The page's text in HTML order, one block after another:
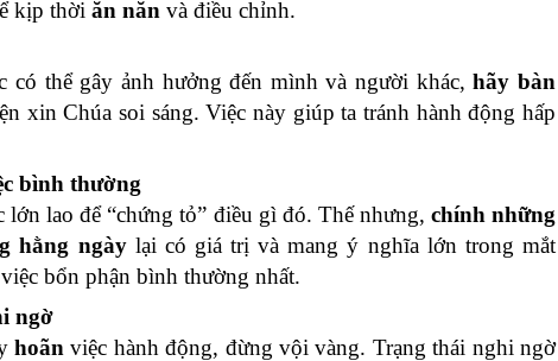
kịp thờiăn năn và điều chỉnh.
có thể gây ảnh hưởng đến mình và người khác,hãy bàn
xin Chúa soi sáng. Việc này giúp ta tránh hành động hấp
bình thường
lao để “chứng tỏ” điều gì đó. Thế nhưng, chính những
hằng ngàylại có giá trị và mang ý nghĩa lớn trong mắt
bổn phận bình thường nhất.
ngờ
hoãn việc hành động, đừng vội vàng. Trạng thái nghi ngờ